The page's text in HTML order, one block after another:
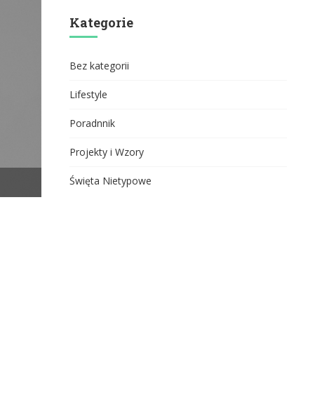
Kategorie
Bez kategorii
Lifestyle
Poradnnik
Projekty i Wzory
Święta Nietypowe